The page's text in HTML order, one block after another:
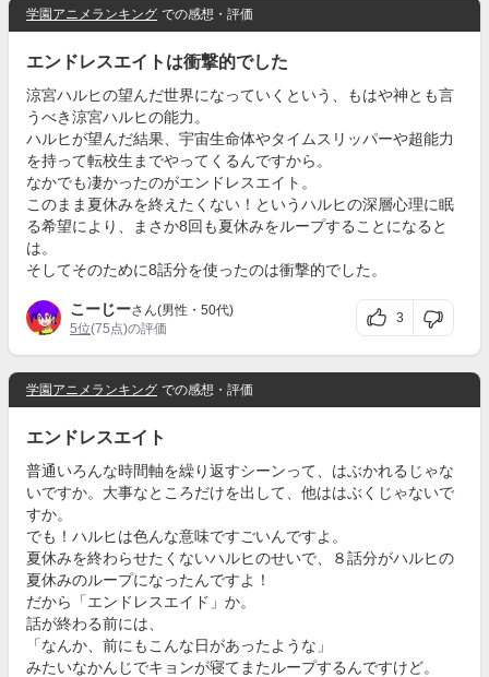
学園アニメランキング での感想・評価
エンドレスエイトは衝撃的でした
涼宮ハルヒの望んだ世界になっていくという、もはや神とも言
うべき涼宮ハルヒの能力。
ハルヒが望んだ結果、宇宙生命体やタイムスリッパーや超能力
を持って転校生までやってくるんですから。
なかでも凄かったのがエンドレスエイト。
このまま夏休みを終えたくない！というハルヒの深層心理に眠
る希望により、まさか8回も夏休みをループすることになると
は。
そしてそのために8話分を使ったのは衝撃的でした。
こーじーさん(男性・50代)
5位(75点)の評価
3
学園アニメランキング での感想・評価
エンドレスエイト
普通いろんな時間軸を繰り返すシーンって、はぶかれるじゃな
いですか。大事なところだけを出して、他ははぶくじゃないで
すか。
でも！ハルヒは色んな意味ですごいんですよ。
夏休みを終わらせたくないハルヒのせいで、８話分がハルヒの
夏休みのループになったんですよ！
だから「エンドレスエイド」か。
話が終わる前には、
「なんか、前にもこんな日があったような」
みたいなかんじでキョンが寝てまたループするんですけど。